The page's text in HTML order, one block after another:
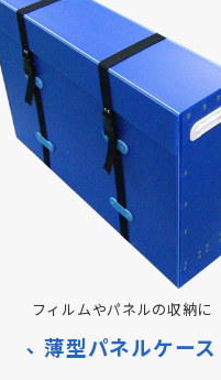
フィルムやパネルの収納に
薄型パネルケース